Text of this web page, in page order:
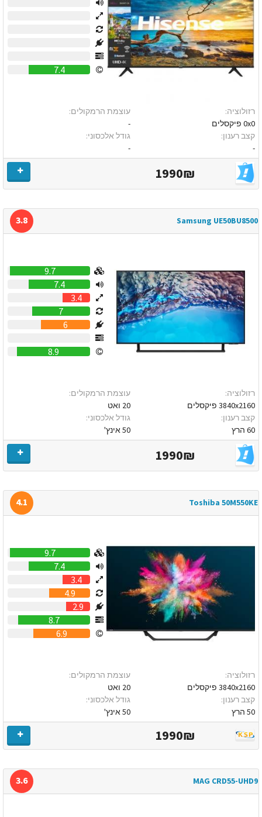
7.4
רזולוציה:
0x0 פיקסלים
קצב רענון:
-
עוצמת הרמקולים:
-
גודל אלכסוני:
-
1990₪
Samsung UE50BU8500
3.8
9.7
7.4
3.4
7
6
8.9
רזולוציה:
3840x2160 פיקסלים
קצב רענון:
60 הרץ
עוצמת הרמקולים:
20 ואט
גודל אלכסוני:
50 אינץ'
1990₪
Toshiba 50M550KE
4.1
9.7
7.4
3.4
4.9
2.9
8.7
6.9
רזולוציה:
3840x2160 פיקסלים
קצב רענון:
50 הרץ
עוצמת הרמקולים:
20 ואט
גודל אלכסוני:
50 אינץ'
1990₪
MAG CRD55-UHD9
3.6